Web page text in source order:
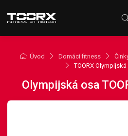
Úvod Domácí fitness
TOORX Olympijská osa
Olympijská osa